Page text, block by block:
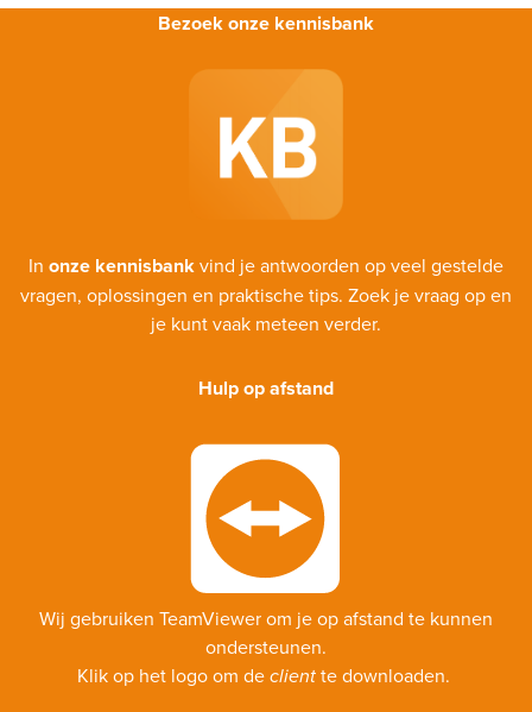
Bezoek onze kennisbank
In onze kennisbankvind je antwoorden op veel gestelde
vragen, oplossingen en praktische tips. Zoek je vraag op en
je kunt vaak meteen verder.
Hulp op afstand
Wij gebruiken TeamViewer om je op afstand te kunnen
ondersteunen.
Klik op het logo om declientte downloaden.